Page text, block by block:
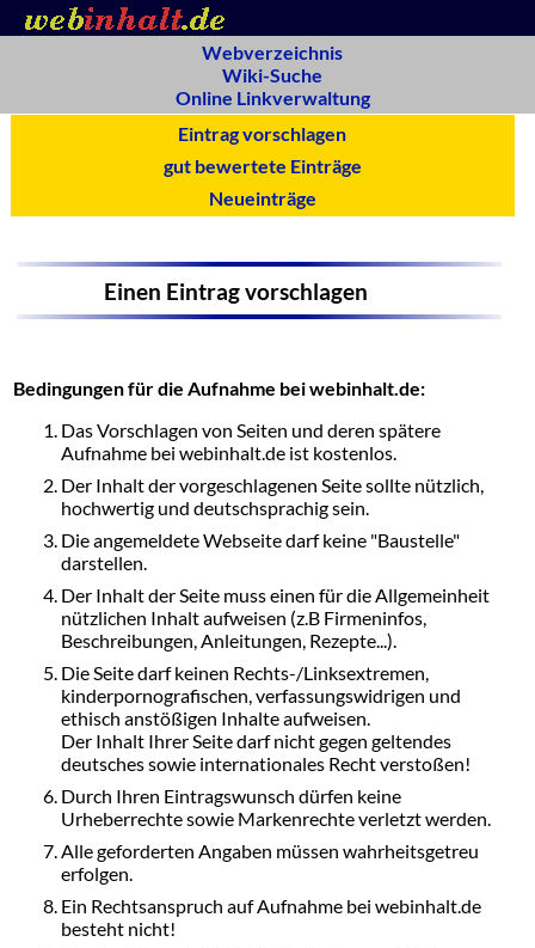
Webverzeichnis
Wiki-Suche
Online Linkverwaltung
Eintrag vorschlagen
gut bewertete Einträge
Neueinträge
Einen Eintrag vorschlagen
Bedingungen für die Aufnahme bei webinhalt.de:
Das Vorschlagen von Seiten und deren spätere
Aufnahme bei webinhalt.de ist kostenlos.
Der Inhalt der vorgeschlagenen Seite sollte nützlich,
hochwertig und deutschsprachig sein.
Die angemeldete Webseite darf keine "Baustelle"
darstellen.
Der Inhalt der Seite muss einen für die Allgemeinheit
nützlichen Inhalt aufweisen (z.B Firmeninfos,
Beschreibungen, Anleitungen, Rezepte...).
Die Seite darf keinen Rechts-/Linksextremen,
kinderpornografischen, verfassungswidrigen und
ethisch anstößigen Inhalte aufweisen.
Der Inhalt Ihrer Seite darf nicht gegen geltendes
deutsches sowie internationales Recht verstoßen!
Durch Ihren Eintragswunsch dürfen keine
Urheberrechte sowie Markenrechte verletzt werden.
Alle geforderten Angaben müssen wahrheitsgetreu
erfolgen.
Ein Rechtsanspruch auf Aufnahme bei webinhalt.de
besteht nicht!